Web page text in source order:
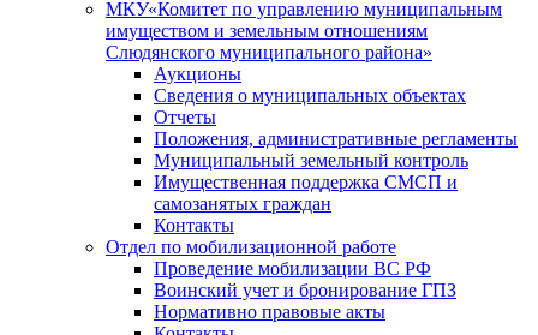
МКУ«Комитет по управлению муниципальным
имуществом и земельным отношениям
Слюдянского муниципального района»
Аукционы
Сведения о муниципальных объектах
Отчеты
Положения, административные регламенты
Муниципальный земельный контроль
Имущественная поддержка СМСП и
самозанятых граждан
Контакты
Отдел по мобилизационной работе
Проведение мобилизации ВС РФ
Воинский учет и бронирование ГПЗ
Нормативно правовые акты